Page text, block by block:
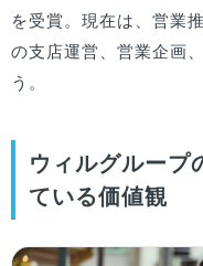
を受賞。現在は、営業
の支店運営、営業企画
う。
ウィルグループ
ている価値観